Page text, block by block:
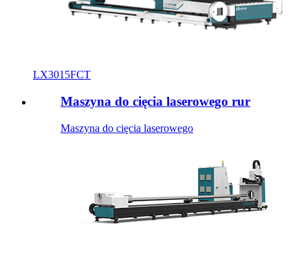
LX3015FCT
Maszyna do cięcia laserowego rur
Maszyna do cięcia laserowego